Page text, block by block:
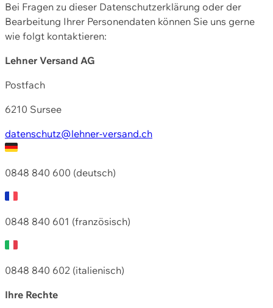
Bei Fragen zu dieser Datenschutzerklärung oder der
Bearbeitung Ihrer Personendaten können Sie uns gerne
wie folgt kontaktieren:
Lehner Versand AG
Postfach
6210 Sursee
datenschutz@lehner-versand.ch
0848 840 600 (deutsch)
0848 840 601 (französisch)
0848 840 602 (italienisch)
Ihre Rechte